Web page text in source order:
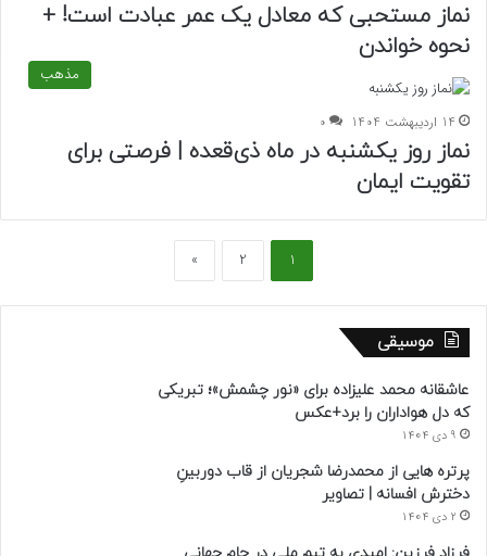
نماز مستحبی که معادل یک عمر عبادت است! +
نحوه خواندن
مذهب
14 اردیبهشت 1404 0
نماز روز یکشنبه در ماه ذی‌قعده | فرصتی برای
تقویت ایمان
1
2
»
موسیقی
عاشقانه محمد علیزاده برای «نور چشمش»؛ تبریکی
که دل هواداران را برد+عکس
9 دی 1404
پرتره هایی از محمدرضا شجریان از قاب دوربینِ
دخترش افسانه | تصاویر
2 دی 1404